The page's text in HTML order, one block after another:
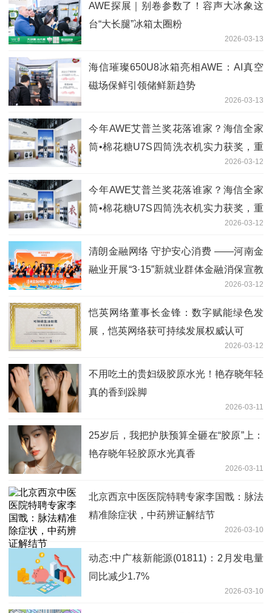
AWE探展｜别卷参数了！容声大冰象这
台“大长腿”冰箱太圈粉
2026-03-13
海信璀璨650U8冰箱亮相AWE：AI真空
磁场保鲜引领储鲜新趋势
2026-03-13
今年AWE艾普兰奖花落谁家？海信全家
筒•棉花糖U7S四筒洗衣机实力获奖，重
2026-03-12
今年AWE艾普兰奖花落谁家？海信全家
筒•棉花糖U7S四筒洗衣机实力获奖，重
2026-03-12
清朗金融网络 守护安心消费 ——河南金
融业开展“3·15”新就业群体金融消保宣教
2026-03-12
恺英网络董事长金锋：数字赋能绿色发
展，恺英网络获可持续发展权威认可
2026-03-12
不用吃土的贵妇级胶原水光！艳存晓年轻
真的香到跺脚
2026-03-11
25岁后，我把护肤预算全砸在“胶原”上：
艳存晓年轻胶原水光真香
2026-03-11
北京西京中医医院特聘专家李国戬：脉法
精准除症状，中药辨证解结节
2026-03-10
动态:中广核新能源(01811)：2月发电量
同比减少1.7%
2026-03-10